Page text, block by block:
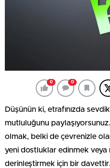
0 0
Düşünün ki, etrafınızda
mutluluğunu
olmak, belki de çevrenizle
yeni dostluklar edinmek veya
derinleştirmek için bir davettir.